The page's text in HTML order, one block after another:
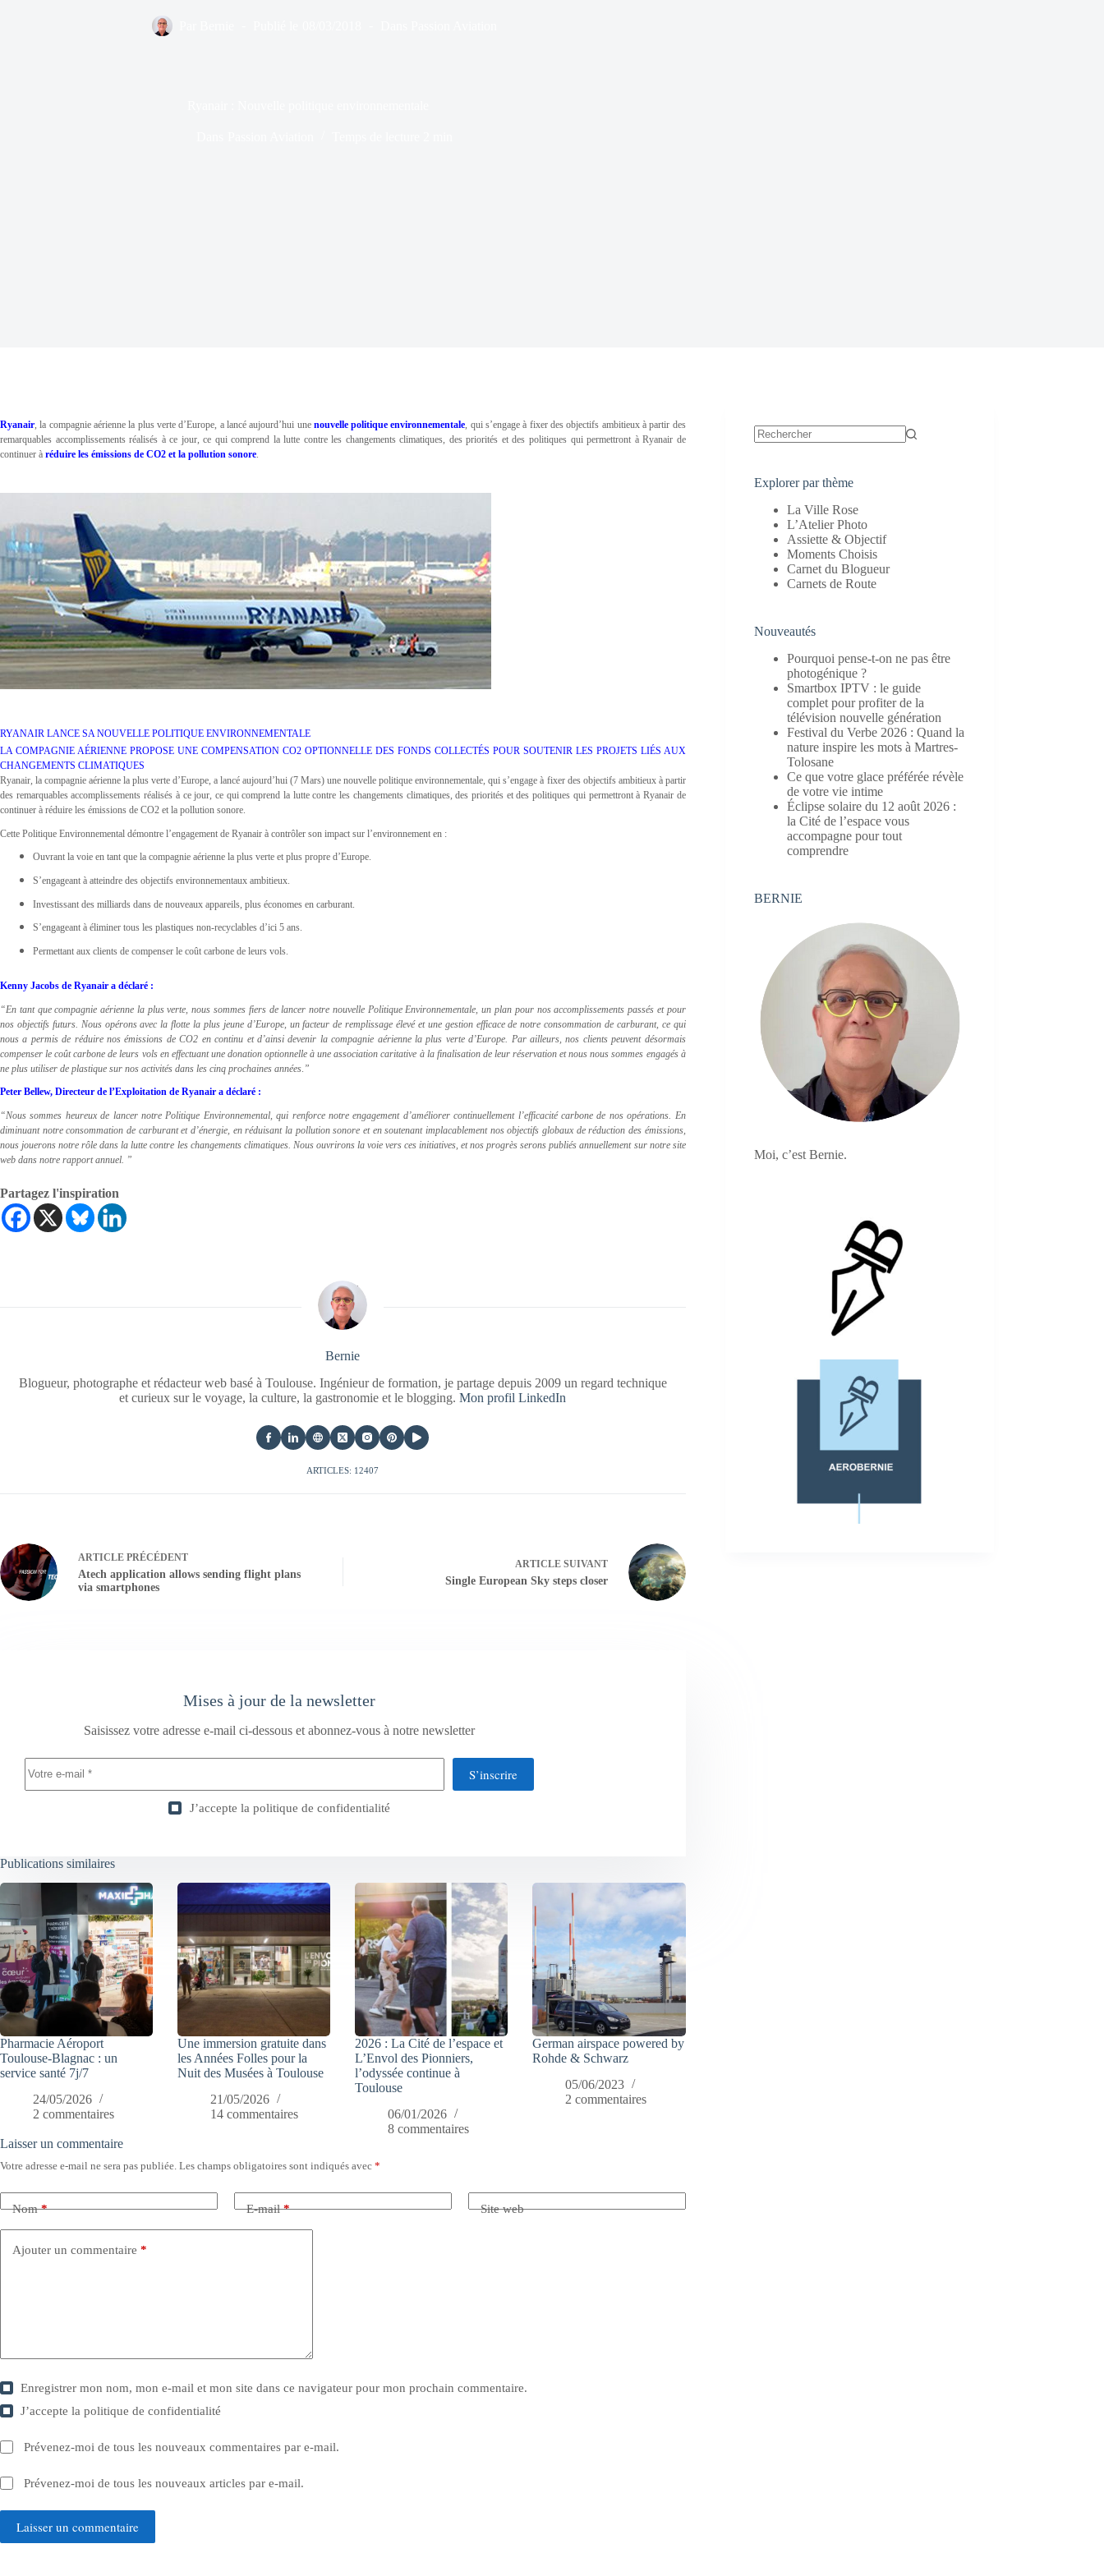
Ryanair, la compagnie aérienne la plus verte d’Europe, a lancé aujourd’hui une nouvelle politique environnementale, qui s’engage à fixer des objectifs ambitieux à partir des
remarquables accomplissements réalisés à ce jour, ce qui comprend la lutte contre les changements climatiques, des priorités et des politiques qui permettront à Ryanair de
continuer à réduire les émissions de CO2 et la pollution sonore.
RYANAIR LANCE SA NOUVELLE POLITIQUE ENVIRONNEMENTALE
LA COMPAGNIE AÉRIENNE PROPOSE UNE COMPENSATION CO2 OPTIONNELLE DES FONDS COLLECTÉS POUR SOUTENIR LES PROJETS LIÉS AUX
CHANGEMENTS CLIMATIQUES
Ryanair, la compagnie aérienne la plus verte d’Europe, a lancé aujourd’hui (7 Mars) une nouvelle politique environnementale, qui s’engage à fixer des objectifs ambitieux à partir
des remarquables accomplissements réalisés à ce jour, ce qui comprend la lutte contre les changements climatiques, des priorités et des politiques qui permettront à Ryanair de
continuer à réduire les émissions de CO2 et la pollution sonore.
Cette Politique Environnemental démontre l’engagement de Ryanair à contrôler son impact sur l’environnement en :
Ouvrant la voie en tant que la compagnie aérienne la plus verte et plus propre d’Europe.
S’engageant à atteindre des objectifs environnementaux ambitieux.
Investissant des milliards dans de nouveaux appareils, plus économes en carburant.
S’engageant à éliminer tous les plastiques non-recyclables d’ici 5 ans.
Permettant aux clients de compenser le coût carbone de leurs vols.
Kenny Jacobs de Ryanair a déclaré :
“En tant que compagnie aérienne la plus verte, nous sommes fiers de lancer notre nouvelle Politique Environnementale, un plan pour nos accomplissements passés et pour
nos objectifs futurs. Nous opérons avec la flotte la plus jeune d’Europe, un facteur de remplissage élevé et une gestion efficace de notre consommation de carburant, ce qui
nous a permis de réduire nos émissions de CO2 en continu et d’ainsi devenir la compagnie aérienne la plus verte d’Europe. Par ailleurs, nos clients peuvent désormais
compenser le coût carbone de leurs vols en effectuant une donation optionnelle à une association caritative à la finalisation de leur réservation et nous nous sommes engagés à
ne plus utiliser de plastique sur nos activités dans les cinq prochaines années ”
Peter Bellew, Directeur de l’Exploitation de Ryanair a déclaré :
“Nous sommes heureux de lancer notre Politique Environnemental, qui renforce notre engagement d’améliorer continuellement l’efficacité carbone de nos opérations. En
diminuant notre consommation de carburant et d’énergie, en réduisant la pollution sonore et en soutenant implacablement nos objectifs globaux de réduction des émissions,
nous jouerons notre rôle dans la lutte contre les changements climatiques. Nous ouvrirons la voie vers ces initiatives, et nos progrès serons publiés annuellement sur notre site
web dans notre rapport annuel. ”
Partagez l'inspiration
Bernie
Blogueur, photographe et rédacteur web basé à Toulouse. Ingénieur de formation, je partage depuis 2009 un regard technique
et curieux sur le voyage, la culture, la gastronomie et le blogging.Mon profil LinkedIn
ARTICLES: 12407
ARTICLE PRÉCÉDENT
Atech application allows sending flight plans
via smartphones
ARTICLESUIVANT
Single European Sky steps closer
Mises à jour de la newsletter
Saisissez votre adresse e-mail ci-dessous et abonnez-vous à notre newsletter
S’inscrire
J’accepte la politique de confidentialité
Publications similaires
Pharmacie Aéroport
Toulouse-Blagnac : un
service santé 7j/7
24/05/2026
2 commentaires
Une immersion gratuite dans
les Années Folles pour la
Nuit des Musées à Toulouse
21/05/2026
14 commentaires
2026 : La Cité de l’espace et
L’Envol des Pionniers,
l’odyssée continue à
Toulouse
06/01/2026
8 commentaires
German airspace powered by
Rohde & Schwarz
05/06/2023
2 commentaires
Laisser un commentaire
Votre adresse e-mail ne sera pas publiée. Les champs obligatoires sont indiqués avec *
Nom* E-mail* Site web
Ajouter un commentaire *
Enregistrer mon nom, mon e-mail et mon site dans ce navigateur pour mon prochain commentaire.
J’accepte lapolitique de confidentialité
Prévenez-moi de tous les nouveaux commentaires par e-mail.
Prévenez-moi de tous les nouveaux articles par e-mail.
Laisser un commentaire
Explorer par thème
La Ville Rose
L’Atelier Photo
Assiette & Objectif
Moments Choisis
Carnet du Blogueur
Carnets de Route
Nouveautés
Pourquoi pense-t-on ne pas être
photogénique ?
Smartbox IPTV : le guide
complet pour profiter de la
télévision nouvelle génération
Festival du Verbe 2026 : Quand la
nature inspire les mots à Martres-
Tolosane
Ce que votre glace préférée révèle
de votre vie intime
Éclipse solaire du 12 août 2026 :
la Cité de l’espace vous
accompagne pour tout
comprendre
BERNIE
Moi, c’est Bernie.